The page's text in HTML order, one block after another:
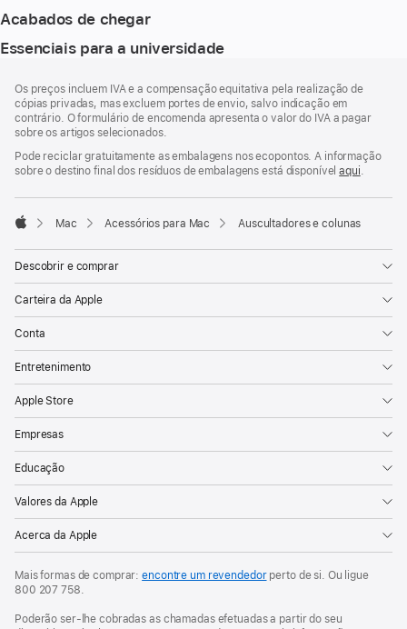
Acabados de chegar
Essenciais para a universidade
de
rodapé
Os preços incluem IVA e a compensação equitativa pela realização de
cópias privadas, mas excluem portes de envio, salvo indicação em
contrário. O formulário de encomenda apresenta o valor do IVA a pagar
sobre os artigos selecionados.
Pode reciclar gratuitamente as embalagens nos ecopontos. A informação
sobre o destino final dos resíduos de embalagens está disponívelaqui.
Mac Acessórios para Mac Auscultadores e colunas
Descobrir e comprar
Carteira da Apple
Conta
Entretenimento
Apple Store
Empresas
Educação
Valores da Apple
Acerca da Apple
Mais formas de comprar:encontre um revendedorperto de si. Ou ligue
800 207 758
Poderão ser-lhe cobradas as chamadas efetuadas a partir do seu